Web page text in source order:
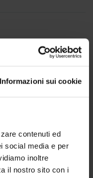
Informazioni sui cookie
contenuti ed
social media e per
inoltre
il nostro sito con i